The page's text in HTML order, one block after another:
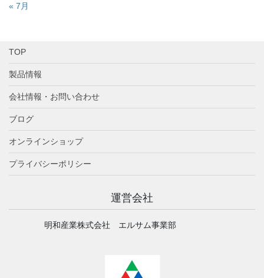
« 7月
TOP
製品情報
会社情報・お問い合わせ
ブログ
オンラインショップ
プライバシーポリシー
運営会社
明和産業株式会社 エルサム事業部